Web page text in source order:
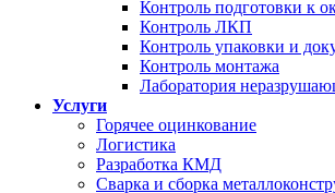
Контроль подготовки к
Контроль ЛКП
Контроль упаковки и
Контроль монтажа
Лаборатория
Услуги
Горячее оцинкование
Логистика
Разработка КМД
Сварка и сборка